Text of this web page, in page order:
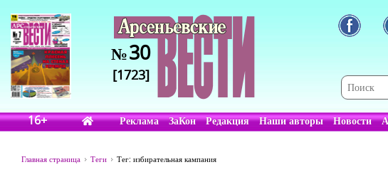
№30
[1723]
16+ Реклама ЗаКон Редакция Наши авторы Новости
Главная страница Теги Тег: избирательная кампания